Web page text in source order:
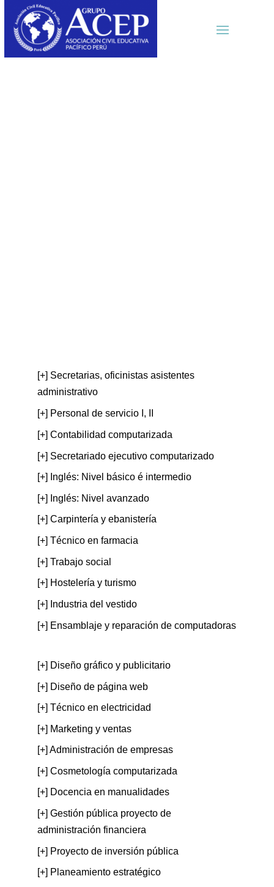
[+] Secretarias, oficinistas asistentes
administrativo
[+] Personal de servicio I, II
[+] Contabilidad computarizada
[+] Secretariado ejecutivo computarizado
[+] Inglés: Nivel básico é intermedio
[+] Inglés: Nivel avanzado
[+] Carpintería y ebanistería
[+] Técnico en farmacia
[+] Trabajo social
[+] Hostelería y turismo
[+] Industria del vestido
[+] Ensamblaje y reparación de computadoras
[+] Diseño gráfico y publicitario
[+] Diseño de página web
[+] Técnico en electricidad
[+] Marketing y ventas
[+] Administración de empresas
[+] Cosmetología computarizada
[+] Docencia en manualidades
[+] Gestión pública proyecto de
administración financiera
[+] Proyecto de inversión pública
[+] Planeamiento estratégico